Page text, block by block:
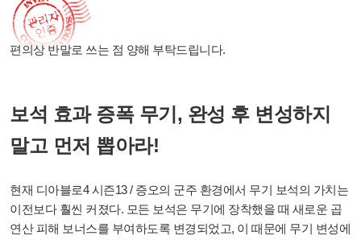
편의상 반말로 쓰는 점 양해 부탁드립니다.
보석 효과 증폭 무기, 완성 후 변성하지
말고 먼저 뽑아라!
현재 디아블로4 시즌13 / 증오의 군주 환경에서 무기 보석의 가치는
이전보다 훨씬 커졌다. 모든 보석은 무기에 장착했을 때 새로운 곱
연산 피해 보너스를 부여하도록 변경되었고, 이 때문에 무기 변성에